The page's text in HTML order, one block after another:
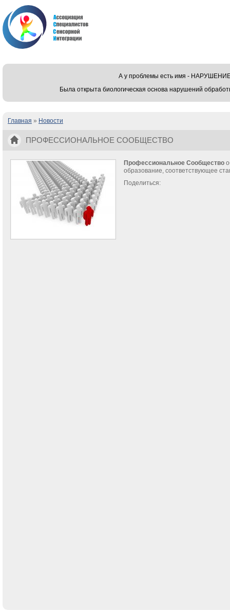
А у проблемы есть имя -
Была открыта биологическая основа нарушений
Вы здесь
Главная » Новости
ПРОФЕССИОНАЛЬНОЕ СООБЩЕСТВО
Профессиональное Сообщество
образование, соответствующее
Поделиться: